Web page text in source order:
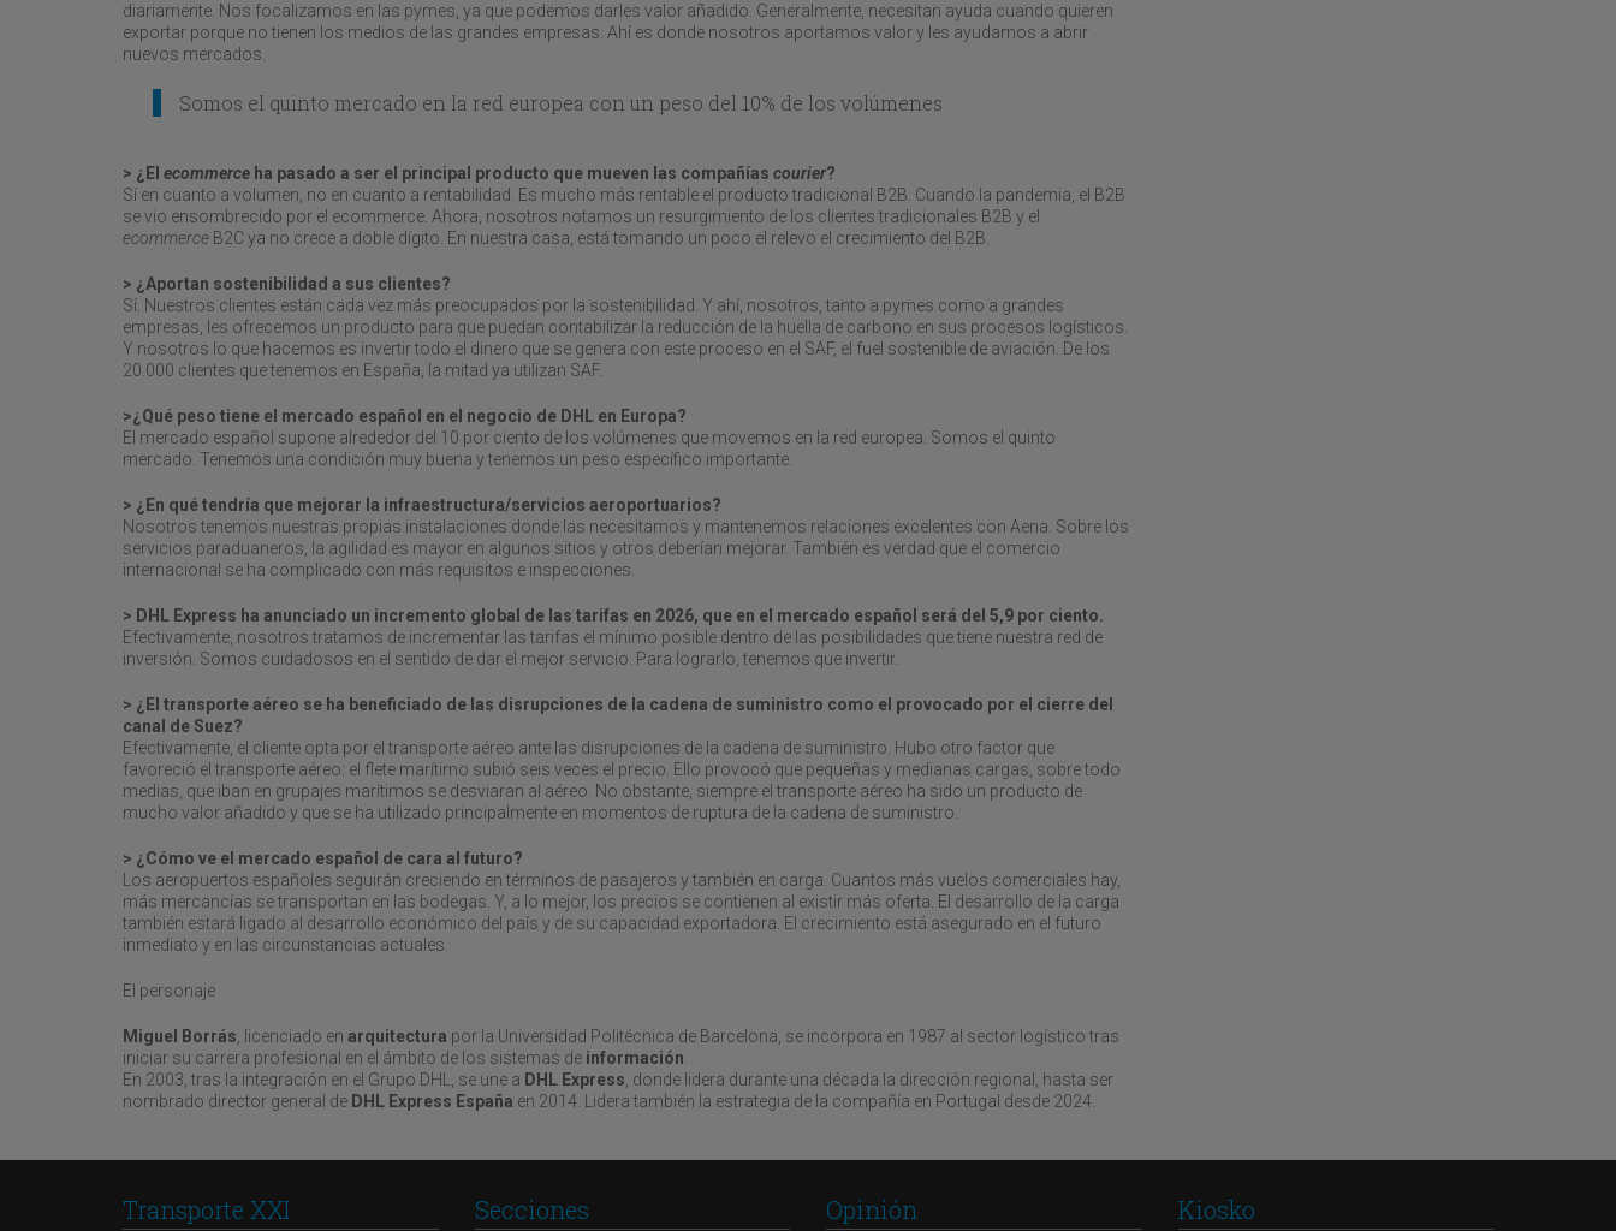
diariamente. Nos focalizamos en las pymes, ya que podemos darles valor añadido. Generalmente, necesitan ayuda cuando quieren
exportar porque no tienen los medios de las grandes empresas. Ahí es donde nosotros aportamos valor y les ayudamos a abrir
nuevos mercados.
Somos el quinto mercado en la red europea con un peso del 10% de los volúmenes
> ¿El ecommerce ha pasado a ser el principal producto que mueven las compañías courier?
Sí en cuanto a volumen, no en cuanto a rentabilidad. Es mucho más rentable el producto tradicional B2B. Cuando la pandemia, el B2B
se vio ensombrecido por el ecommerce. Ahora, nosotros notamos un resurgimiento de los clientes tradicionales B2B y el
ecommerce B2C ya no crece a doble dígito. En nuestra casa, está tomando un poco el relevo el crecimiento del B2B.
> ¿Aportan sostenibilidad a sus clientes?
Sí. Nuestros clientes están cada vez más preocupados por la sostenibilidad. Y ahí, nosotros, tanto a pymes como a grandes
empresas, les ofrecemos un producto para que puedan contabilizar la reducción de la huella de carbono en sus procesos logísticos.
Y nosotros lo que hacemos es invertir todo el dinero que se genera con este proceso en el SAF, el fuel sostenible de aviación. De los
20.000 clientes que tenemos en España, la mitad ya utilizan SAF.
>¿Qué peso tiene el mercado español en el negocio de DHL en Europa?
El mercado español supone alrededor del 10 por ciento de los volúmenes que movemos en la red europea. Somos el quinto
mercado. Tenemos una condición muy buena y tenemos un peso específico importante.
> ¿En qué tendría que mejorar la infraestructura/servicios aeroportuarios?
Nosotros tenemos nuestras propias instalaciones donde las necesitamos y mantenemos relaciones excelentes con Aena. Sobre los
servicios paraduaneros, la agilidad es mayor en algunos sitios y otros deberían mejorar. También es verdad que el comercio
internacional se ha complicado con más requisitos e inspecciones.
> DHL Express ha anunciado un incremento global de las tarifas en 2026, que en el mercado español será del 5,9 por ciento.
Efectivamente, nosotros tratamos de incrementar las tarifas el mínimo posible dentro de las posibilidades que tiene nuestra red de
inversión. Somos cuidadosos en el sentido de dar el mejor servicio. Para lograrlo, tenemos que invertir.
> ¿El transporte aéreo se ha beneficiado de las disrupciones de la cadena de suministro como el provocado por el cierre del
canal de Suez?
Efectivamente, el cliente opta por el transporte aéreo ante las disrupciones de la cadena de suministro. Hubo otro factor que
favoreció el transporte aéreo: el flete marítimo subió seis veces el precio. Ello provocó que pequeñas y medianas cargas, sobre todo
medias, que iban en grupajes marítimos se desviaran al aéreo. No obstante, siempre el transporte aéreo ha sido un producto de
mucho valor añadido y que se ha utilizado principalmente en momentos de ruptura de la cadena de suministro.
> ¿Cómo ve el mercado español de cara al futuro?
Los aeropuertos españoles seguirán creciendo en términos de pasajeros y también en carga. Cuantos más vuelos comerciales hay,
más mercancías se transportan en las bodegas. Y, a lo mejor, los precios se contienen al existir más oferta. El desarrollo de la carga
también estará ligado al desarrollo económico del país y de su capacidad exportadora. El crecimiento está asegurado en el futuro
inmediato y en las circunstancias actuales.
El personaje
Miguel Borrás , licenciado en arquitectura por la Universidad Politécnica de Barcelona, se incorpora en 1987 al sector logístico tras
iniciar su carrera profesional en el ámbito de los sistemas de información
En 2003, tras la integración en el Grupo DHL, se une a DHL Express , donde lidera durante una década la dirección regional, hasta ser
nombrado director general de DHL Express España en 2014. Lidera también la estrategia de la compañía en Portugal desde 2024.
Transporte XXI Secciones Opinión Kiosko